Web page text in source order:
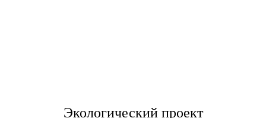
Экологический проект